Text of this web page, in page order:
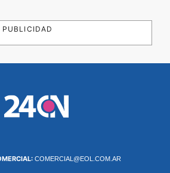
PUBLICIDAD
COMERCIAL@EOL.COM.AR